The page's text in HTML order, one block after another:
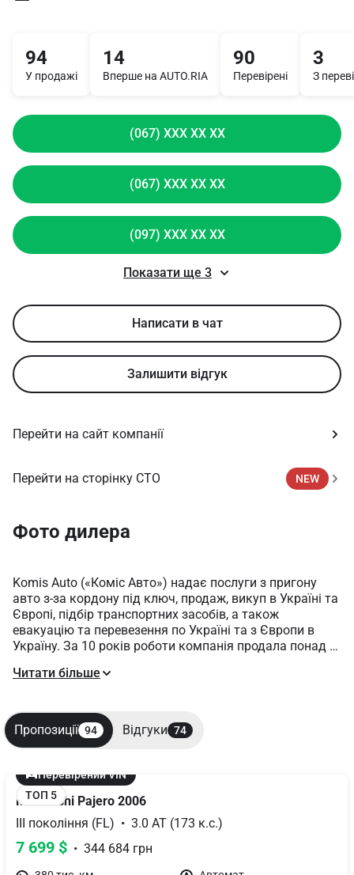
94
У продажі
14
Вперше на AUTO.RIA
90
Перевірені
3
З
(067) XXX XX XX
(067) XXX XX XX
(097) XXX XX XX
Показати ще 3
Написати в чат
Залишити відгук
Перейти на сайт компанії
Перейти на сторінку СТО NEW
Фото дилера
Komis Auto («Коміс Авто») надає послуги з пригону
авто з-за кордону під ключ, продаж, викуп в Україні та
Європі, підбір транспортних засобів, а також
евакуацію та перевезення по Україні та з Європи в
Україну. За 10 років роботи компанія продала понад
перетнула позначку 5000, що дає всі підстави назвати
"Komis Auto" надає цілий комплекс послуг:
машин різних марок, серед яких - Audi, BMW, Chery,
Chevrolet, Citroen, Dacia, Fiat, Ford, Honda, Hyundai, Jeep,
KIA, Mazda, Mercedes-Benz, Mitsubishi, Opel, Peugeot,
Renault, Skoda, Suzuki, Toyota, Volkswagen, Volvo, а
також "Богдан" та "ВАЗ".
2. Пригін автомобілів із США, Канади та Європи під
Читати більше
Пропозиції 94 Відгуки 74
ТОП 5
Перевірений VIN
Mitsubishi Pajero 2006
III покоління (FL)  •  3.0 AT (173 к.с.)
7 699 $
  •  344 684 грн